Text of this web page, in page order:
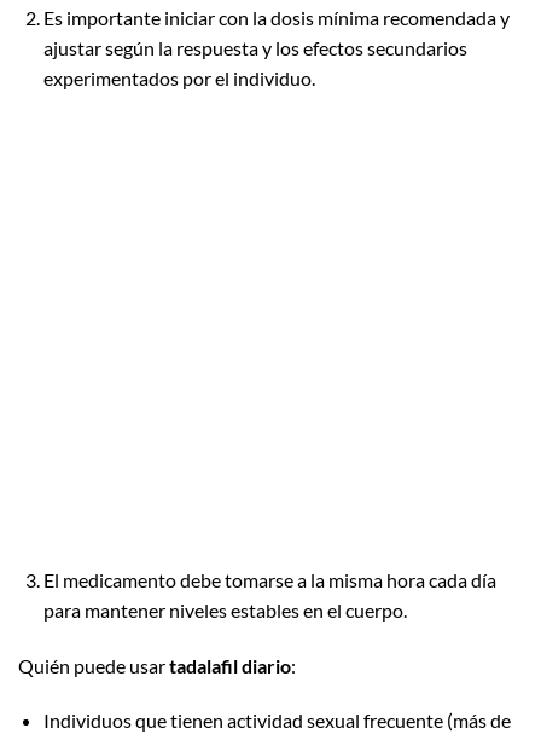
Es importante iniciar con la dosis mínima recomendada y
ajustar según la respuesta y los efectos secundarios
experimentados por el individuo.
El medicamento debe tomarse a la misma hora cada día
para mantener niveles estables en el cuerpo.
Quién puede usartadalafil diario:
Individuos que tienen actividad sexual frecuente (más de